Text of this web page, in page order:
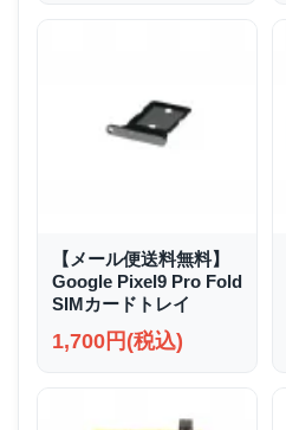
【メール便送料無料】
Google Pixel9 Pro Fold
SIMカードトレイ
1,700円(税込)